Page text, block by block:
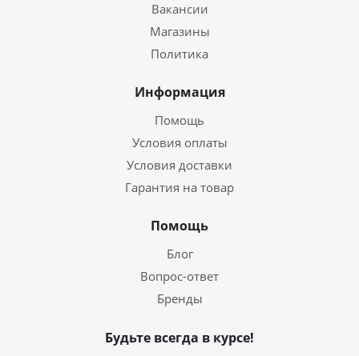
Вакансии
Магазины
Политика
Информация
Помощь
Условия оплаты
Условия доставки
Гарантия на товар
Помощь
Блог
Вопрос-ответ
Бренды
Будьте всегда в курсе!